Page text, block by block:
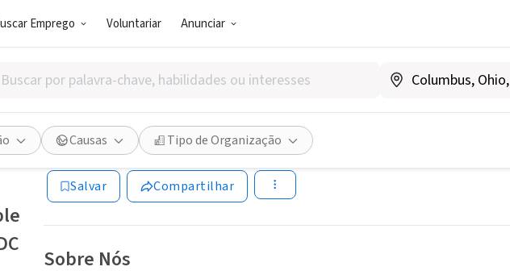
Emprego Voluntariar Anunciar
Buscar
por
interesses
Causas Tipo de Organização
Biodiversity for a Livable Climate -
Bethesda, MD| www.bio4climate.org/
Salvar Compartilhar
Sobre Nós